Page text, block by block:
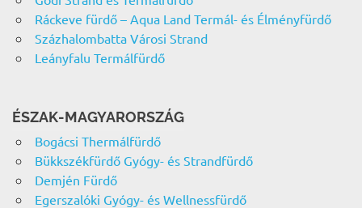
Ráckeve fürdő – Aqua Land Termál- és Élményfürdő
Százhalombatta Városi Strand
Leányfalu Termálfürdő
ÉSZAK-MAGYARORSZÁG
Bogácsi Thermálfürdő
Bükkszékfürdő Gyógy- és Strandfürdő
Demjén Fürdő
Egerszalóki Gyógy- és Wellnessfürdő